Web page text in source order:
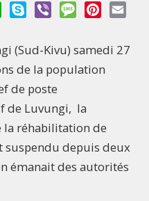
WhatsApp
Skype Viber MessagePinterest
(Sud-Kivu) samedi 27
de la population
de poste
de Luvungi, la
réhabilitation de
suspendu depuis deux
émanait des autorités